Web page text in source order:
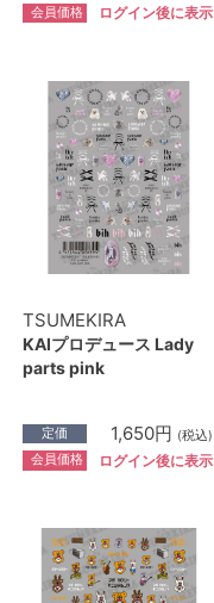
会員価格 ログイン後に表示
TSUMEKIRA
KAIプロデュース Lady
parts pink
定価 1,650円 (税込)
会員価格 ログイン後に表示